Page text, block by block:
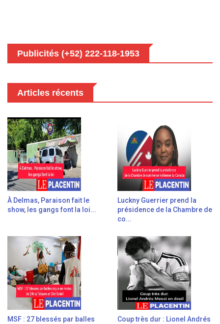
Publicités (+52) 222-118-1953
Articles récents
À Delmas, Paraison fait le
show, les gangs font la loi...
Luckny Guerrier prend la
présidence de la Chambre de
co...
MSF : 27 blessés par balles
Coup très dur : Lionel Andrés